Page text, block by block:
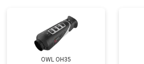
OWL OH35